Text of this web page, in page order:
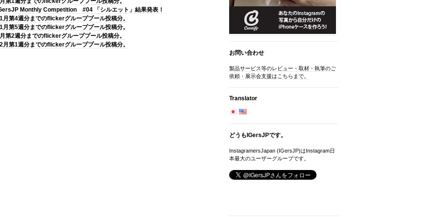
Monthly Competition #04 「シルエット」結果発表！
月第4週分までのflickerグループプール投稿分。
月第5週分までのflickerグループプール投稿分。
第2週分までのflickerグループプール投稿分。
月第1週分までのflickerグループプール投稿分。
お問い合わせ
製品サービス等のレビュー・取材・執筆のご
依頼・展示会支援はこちらまで。
Translator
どうもIGersJPです。
InstagramersJapan (IGersJP)はInstagram日
本最大のユーザーグループです。